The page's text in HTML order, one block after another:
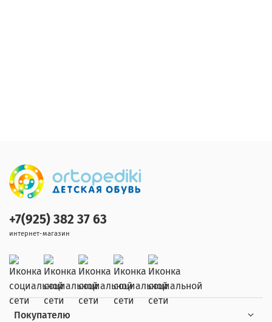
Покупателю
+7(925) 382 37 63
интернет-магазин